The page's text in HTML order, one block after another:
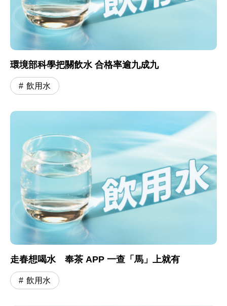
環境部科學把關飲水 合格率逾九成九
飲用水
走春想喝水 奉茶 APP 一查「馬」上就有
飲用水